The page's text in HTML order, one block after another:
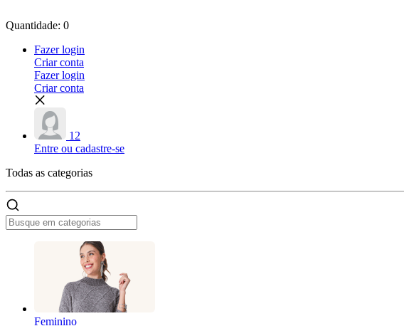
Quantidade: 0
Fazer login
Criar conta
Fazer login
Criar conta
12
Entre ou cadastre-se
Todas as categorias
Feminino